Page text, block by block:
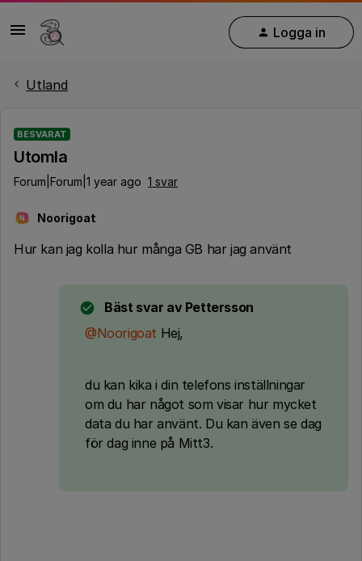
Logga in
Utland
BESVARAT
Utomla
Forum|Forum|1 year ago 1 svar
N Noorigoat
Hur kan jag kolla hur många GB har jag använt
Bäst svar av Pettersson
@Noorigoat Hej,
du kan kika i din telefons inställningar
om du har något som visar hur mycket
data du har använt. Du kan även se dag
för dag inne på Mitt3.